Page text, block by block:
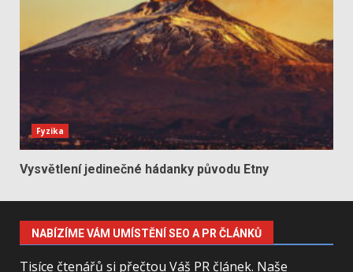
Fyzika
Vysvětlení jedinečné hádanky původu Etny
NABÍZÍME VÁM UMÍSTĚNÍ SEO A PR ČLÁNKŮ
Tisíce čtenářů si přečtou Váš PR článek. Naše